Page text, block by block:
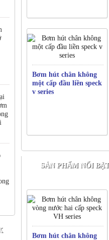
Bơm hút chân không
một cấp đầu liền speck
v series
SẢN PHẨM NỔI BẬT
Bơm hút chân không